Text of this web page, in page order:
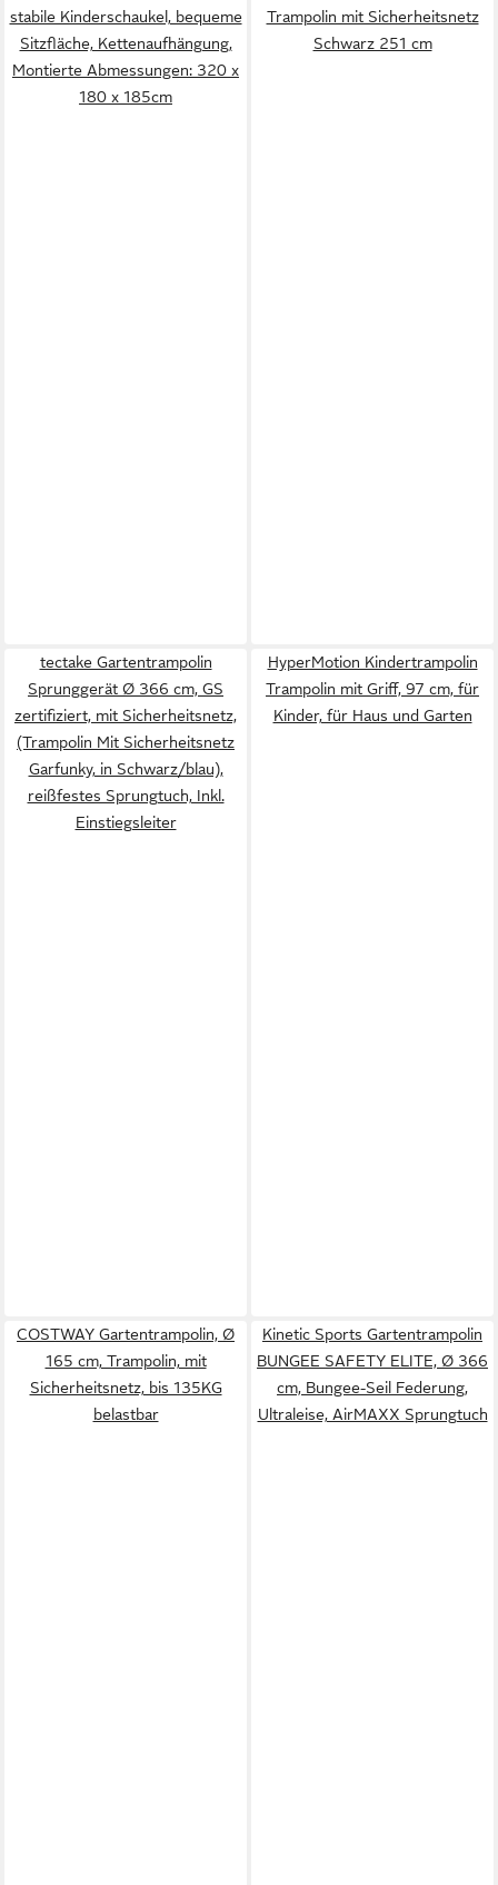
stabile Kinderschaukel, bequeme
Sitzfläche, Kettenaufhängung,
Montierte Abmessungen: 320 x
180 x 185cm
Trampolin mit Sicherheitsnetz
Schwarz 251 cm
tectake Gartentrampolin
Sprunggerät Ø 366 cm, GS
zertifiziert, mit Sicherheitsnetz,
(Trampolin Mit Sicherheitsnetz
Garfunky, in Schwarz/blau),
reißfestes Sprungtuch, Inkl.
Einstiegsleiter
HyperMotion Kindertrampolin
Trampolin mit Griff, 97 cm, für
Kinder, für Haus und Garten
COSTWAY Gartentrampolin, Ø
165 cm, Trampolin, mit
Sicherheitsnetz, bis 135KG
belastbar
Kinetic Sports Gartentrampolin
BUNGEE SAFETY ELITE, Ø 366
cm, Bungee-Seil Federung,
Ultraleise, AirMAXX Sprungtuch